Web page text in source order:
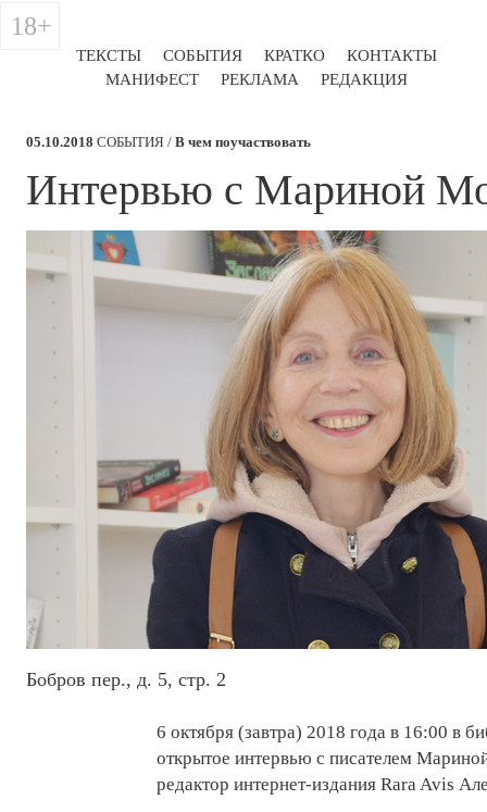
ТЕКСТЫ СОБЫТИЯ КРАТКО
КОНТАКТЫ
МАНИФЕСТ
РЕКЛАМА РЕДАКЦИЯ
18+
05.10.2018 СОБЫТИЯ / В чем поучаствовать
​Интервью с Мариной
Бобров пер., д. 5, стр. 2
6 октября (завтра) 2018 года в 16:00 в
открытое интервью с писателем
редактор интернет-издания Rara Avis